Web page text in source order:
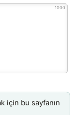
1000
için bu sayfanın